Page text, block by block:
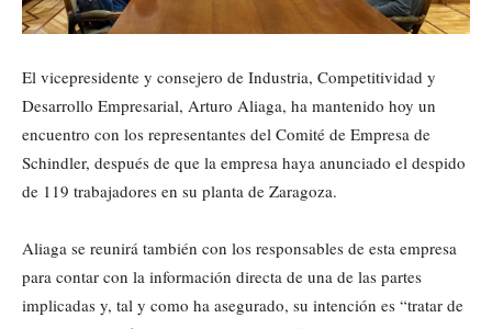
El vicepresidente y consejero de Industria, Competitividad y
Desarrollo Empresarial, Arturo Aliaga, ha mantenido hoy un
encuentro con los representantes del Comité de Empresa de
Schindler, después de que la empresa haya anunciado el despido
de 119 trabajadores en su planta de Zaragoza.
Aliaga se reunirá también con los responsables de esta empresa
para contar con la información directa de una de las partes
implicadas y, tal y como ha asegurado, su intención es “tratar de